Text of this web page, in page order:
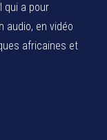
qui a pour
audio, en vidéo
africaines et